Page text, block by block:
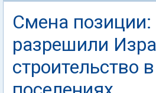
Смена
разрешили
строительство в